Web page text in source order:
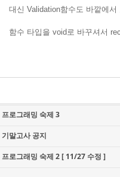
대신 Validation함수도 바깥에
함수 타입을 void로 바꾸셔서
로그래밍 숙제 3
말고사 공지
로그래밍 숙제 2 [ 11/27 수정 ]